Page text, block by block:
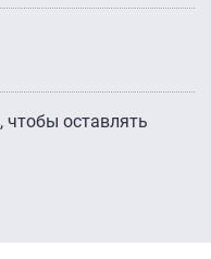
, чтобы оставлять